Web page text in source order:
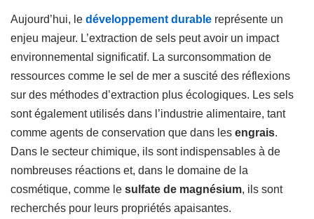
Aujourd’hui, le développement durable représente un
enjeu majeur. L’extraction de sels peut avoir un impact
environnemental significatif. La surconsommation de
ressources comme le sel de mer a suscité des réflexions
sur des méthodes d’extraction plus écologiques. Les sels
sont également utilisés dans l’industrie alimentaire, tant
comme agents de conservation que dans les engrais.
Dans le secteur chimique, ils sont indispensables à de
nombreuses réactions et, dans le domaine de la
cosmétique, comme le sulfate de magnésium, ils sont
recherchés pour leurs propriétés apaisantes.